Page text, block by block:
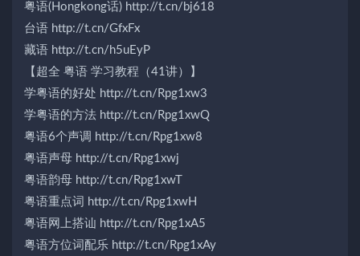
粤语(Hongkong话) http://t.cn/bj618
台语 http://t.cn/GfxFx
藏语 http://t.cn/h5uEyP
【超全 粤语 学习教程（41讲）】
学粤语的好处 http://t.cn/Rpg1xw3
学粤语的方法 http://t.cn/Rpg1xwQ
粤语6个声调 http://t.cn/Rpg1xw8
粤语声母 http://t.cn/Rpg1xwj
粤语韵母 http://t.cn/Rpg1xwT
粤语重点词 http://t.cn/Rpg1xwH
粤语网上搭讪 http://t.cn/Rpg1xA5
粤语方位词配乐 http://t.cn/Rpg1xAy